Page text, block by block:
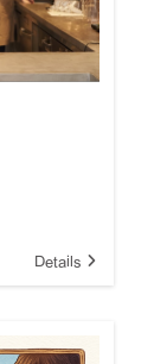
Details